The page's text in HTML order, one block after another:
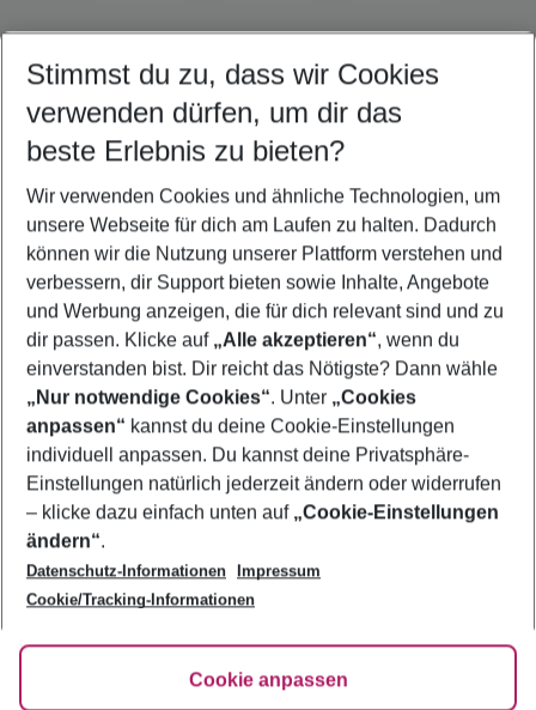
Quicklinks
Flug & Hotel Agios Ioannis
Pauschalreisen Agios Ioannis
Urlaub Agios Ioannis
Familienurlaub Agios Ioannis
Frübucher Angebote Agios Ioannis für 2026
Footer
Footer navigation
Über uns
AGB
Bestpreisgarantie
Cookie-Einstellungen ändern
Cookie-Richtlinie
Agenturbetreuung
Barrierefreies Reisen
HanseMerkur Reiseversicherung
Folge uns
Stimmst du zu, dass wir Cookies
verwenden dürfen, um dir das
beste Erlebnis zu bieten?
Wir verwenden Cookies und ähnliche Technologien, um
unsere Webseite für dich am Laufen zu halten. Dadurch
können wir die Nutzung unserer Plattform verstehen und
verbessern, dir Support bieten sowie Inhalte, Angebote
und Werbung anzeigen, die für dich relevant sind und zu
dir passen. Klicke auf „Alle akzeptieren“, wenn du
einverstanden bist. Dir reicht das Nötigste? Dann wähle
„Nur notwendige Cookies“. Unter „Cookies
anpassen“ kannst du deine Cookie-Einstellungen
individuell anpassen. Du kannst deine Privatsphäre-
Einstellungen natürlich jederzeit ändern oder widerrufen
– klicke dazu einfach unten auf „Cookie-Einstellungen
ändern“.
Datenschutz-Informationen
Impressum
Cookie/Tracking-Informationen
Cookie anpassen